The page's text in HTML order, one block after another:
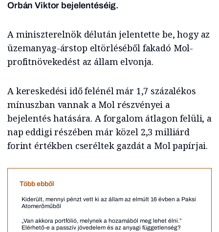
Orbán Viktor bejelentéséig.
A miniszterelnök délután jelentette be, hogy az
üzemanyag-árstop eltörléséből fakadó Mol-
profitnövekedést az állam elvonja.
A kereskedési idő felénél már 1,7 százalékos
mínuszban vannak a Mol részvényei a
bejelentés hatására. A forgalom átlagon felüli, a
nap eddigi részében már közel 2,3 milliárd
forint értékben cseréltek gazdát a Mol papírjai.
Több ebből
Kiderült, mennyi pénzt vett ki az állam az elmúlt 16 évben a Paksi
Atomerőműből
„Van akkora portfólió, melynek a hozamából meg lehet élni.”
Elérhető-e a passzív jövedelem és az anyagi függetlenség?